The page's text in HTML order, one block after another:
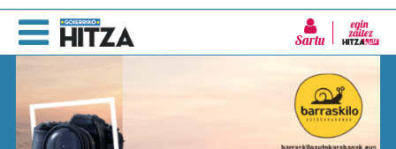
Sartu